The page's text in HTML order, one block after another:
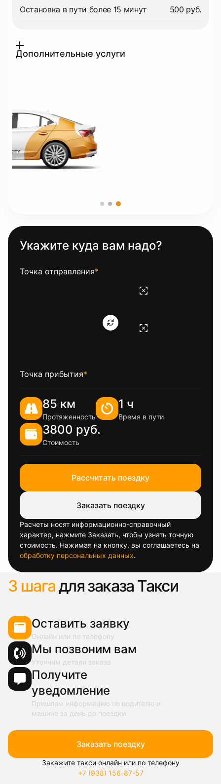
Остановка в пути более 15 минут 500 руб.
Дополнительные услуги
Укажите куда вам надо?
Точка отправления*
Точка прибытия*
85 км
Протяженность
1 ч
Время в пути
3800 руб.
Стоимость
Рассчитать поездку
Заказать поездку
Расчеты носят информационно-справочный
характер, нажмите Заказать, чтобы узнать точную
стоимость. Нажимая на кнопку, вы соглашаетесь на
обработку персональных данных.
3 шагадля заказа Такси
Оставить заявку
Онлайн или по телефону
Мы позвоним вам
Уточним детали заказа
Получите
уведомление
Пришлем информацию по водителю и
машине за день до поездки
Заказать поездку
Закажите такси онлайн или по телефону
+7 (938) 156-87-57